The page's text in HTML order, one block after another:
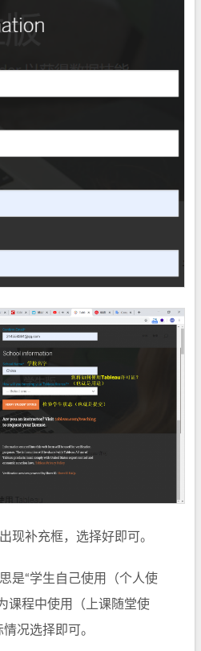
现补充框，选择好即可。
是“学生自己使用（个人使
课程中使用（上课随堂使
况选择即可。